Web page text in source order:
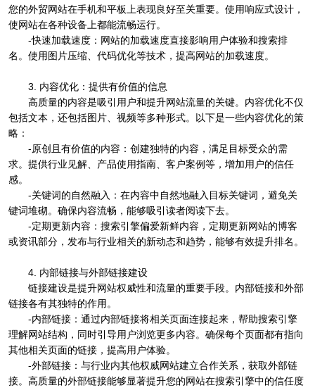
您的外贸网站在手机和平板上表现良好至关重要。使用响应式设计，
使网站在各种设备上都能流畅运行。
-快速加载速度：网站的加载速度直接影响用户体验和搜索排
名。使用图片压缩、代码优化等技术，提高网站的加载速度。
3. 内容优化：提供有价值的信息
高质量的内容是吸引用户和提升网站流量的关键。内容优化不仅
包括文本，还包括图片、视频等多种形式。以下是一些内容优化的策
略：
-原创且有价值的内容：创建独特的内容，满足目标受众的需
求。提供行业见解、产品使用指南、客户案例等，增加用户的信任
感。
-关键词的自然融入：在内容中自然地融入目标关键词，避免关
键词堆砌。确保内容流畅，能够吸引读者阅读下去。
-定期更新内容：搜索引擎偏爱新鲜内容，定期更新网站的博客
或资讯部分，发布与行业相关的新动态和趋势，能够有效提升排名。
4. 内部链接与外部链接建设
链接建设是提升网站权威性和流量的重要手段。内部链接和外部
链接各有其独特的作用。
-内部链接：通过内部链接将相关页面连接起来，帮助搜索引擎
理解网站结构，同时引导用户浏览更多内容。确保每个页面都有指向
其他相关页面的链接，提高用户体验。
-外部链接：与行业内其他权威网站建立合作关系，获取外部链
接。高质量的外部链接能够显著提升您的网站在搜索引擎中的信任度